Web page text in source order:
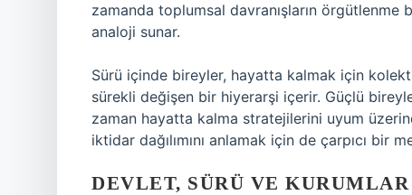
zamanda toplumsal davranışların
analoji sunar.
Sürü içinde bireyler, hayatta kalmak için
sürekli değişen bir hiyerarşi içerir. Güçlü
zaman hayatta kalma stratejilerini uyum
iktidar dağılımını anlamak için de çarpıcı bir
DEVLET, SÜRÜ VE KURUMLAR